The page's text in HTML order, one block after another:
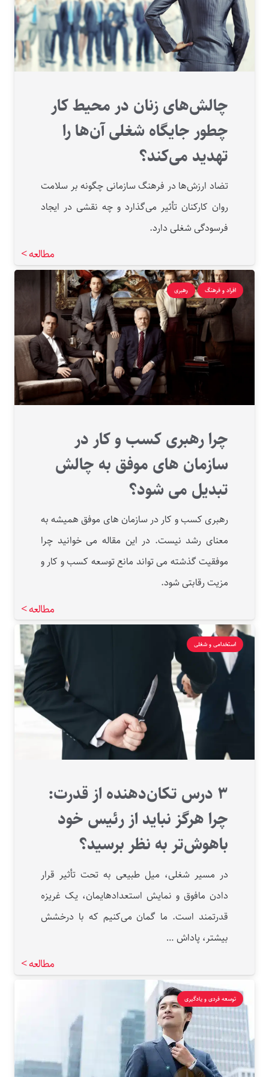
چالش‌های زنان در محیط کار
چطور جایگاه شغلی آن‌ها را
تهدید می‌کند؟
تضاد ارزش‌ها در فرهنگ سازمانی چگونه بر سلامت
روان کارکنان تأثیر می‌گذارد و چه نقشی در ایجاد
فرسودگی شغلی دارد.
مطالعه >
افراد و فرهنگ رهبری
چرا رهبری کسب و کار در
سازمان های موفق به چالش
تبدیل می شود؟
رهبری کسب و کار در سازمان های موفق همیشه به
معنای رشد نیست. در این مقاله می خوانید چرا
موفقیت گذشته می تواند مانع توسعه کسب و کار و
مزیت رقابتی شود.
مطالعه >
استخدامی و شغلی
3 درس تکان‌دهنده از قدرت:
چرا هرگز نباید از رئیس خود
باهوش‌تر به نظر برسید؟
در مسیر شغلی، میل طبیعی به تحت تأثیر قرار
دادن مافوق و نمایش استعدادهایمان، یک غریزه
قدرتمند است. ما گمان می‌کنیم که با درخشش
بیشتر، پاداش …
مطالعه >
توسعه فردی و یادگیری